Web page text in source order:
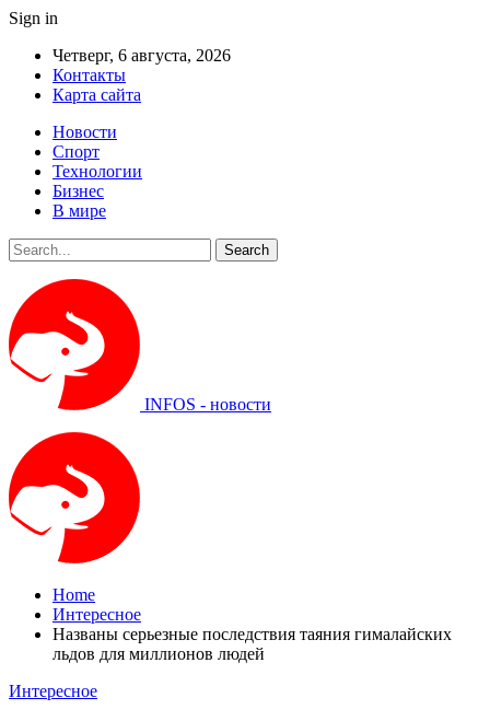
Sign in
Четверг, 6 августа, 2026
Контакты
Карта сайта
Новости
Спорт
Технологии
Бизнес
В мире
INFOS - новости
Home
Интересное
Названы серьезные последствия таяния гималайских
льдов для миллионов людей
Интересное